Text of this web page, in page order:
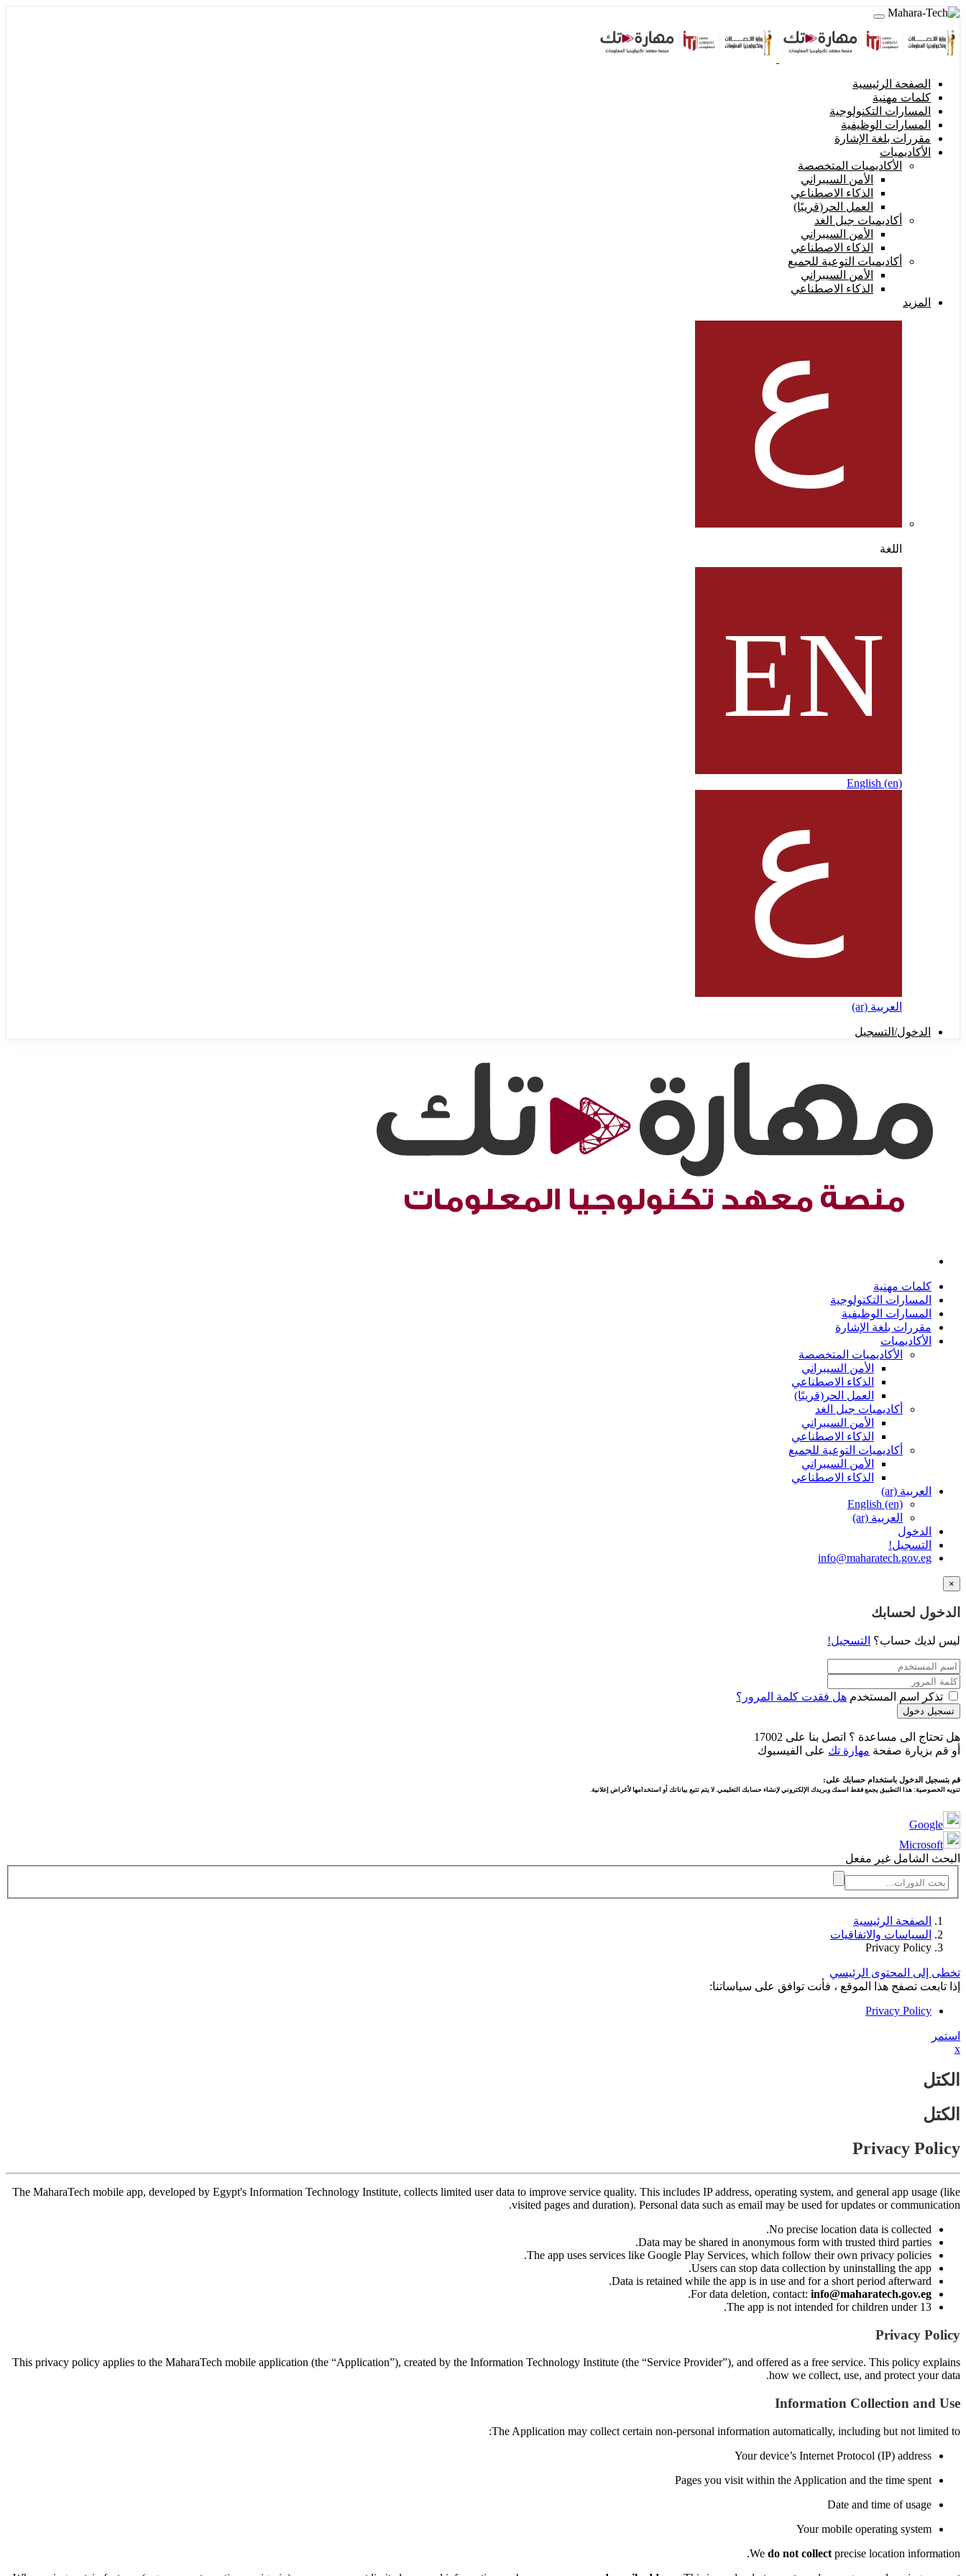
الصفحة الرئيسية
كلمات مهنية
المسارات التكنولوجية
المسارات الوظيفية
مقررات بلغة الإشارة
الأكاديميات
الأكاديميات المتخصصة
الأمن السيبراني
الذكاء الاصطناعي
العمل الحر(قريبًا)
أكاديميات جيل الغد
الأمن السيبراني
الذكاء الاصطناعي
أكاديميات التوعية للجميع
الأمن السيبراني
الذكاء الاصطناعي
المزيد
اللغة
English ‎(en)‎
العربية ‎(ar)‎
الدخول/التسجيل
كلمات مهنية
المسارات التكنولوجية
المسارات الوظيفية
مقررات بلغة الإشارة
الأكاديميات
الأكاديميات المتخصصة
الأمن السيبراني
الذكاء الاصطناعي
العمل الحر(قريبًا)
أكاديميات جيل الغد
الأمن السيبراني
الذكاء الاصطناعي
أكاديميات التوعية للجميع
الأمن السيبراني
الذكاء الاصطناعي
العربية ‎(ar)‎
English ‎(en)‎
العربية ‎(ar)‎
الدخول
التسجيل!
info@maharatech.gov.eg
×
الدخول لحسابك
ليس لديك حساب؟ التسجيل!
تذكر اسم المستخدم هل فقدت كلمة المرور؟
تسجيل دخول
هل تحتاج الى مساعدة ؟ اتصل بنا على 17002
أو قم بزيارة صفحة مهارة تك على الفيسبوك
قم بتسجيل الدخول باستخدام حسابك على:
تنويه الخصوصية: هذا التطبيق يجمع فقط اسمك وبريدك الإلكتروني لإنشاء حسابك التعليمي. لا يتم تتبع بياناتك أو استخدامها لأغراض إعلانية.
Google
Microsoft
البحث الشامل غير مفعل
الصفحة الرئيسية
السياسات والاتفاقيات
Privacy Policy
تخطى إلى المحتوى الرئيسي
إذا تابعت تصفح هذا الموقع ، فأنت توافق على سياساتنا:
Privacy Policy
استمر
x
الكتل
الكتل
Privacy Policy
The MaharaTech mobile app, developed by Egypt's Information Technology Institute, collects limited user data to improve service quality. This includes IP address, operating system, and general app usage (like
visited pages and duration). Personal data such as email may be used for updates or communication.
No precise location data is collected.
Data may be shared in anonymous form with trusted third parties.
The app uses services like Google Play Services, which follow their own privacy policies.
Users can stop data collection by uninstalling the app.
Data is retained while the app is in use and for a short period afterward.
For data deletion, contact: info@maharatech.gov.eg
.
The app is not intended for children under 13.
Privacy Policy
This privacy policy applies to the MaharaTech mobile application (the “Application”), created by the Information Technology Institute (the “Service Provider”), and offered as a free service. This policy explains
how we collect, use, and protect your data.
Information Collection and Use
The Application may collect certain non-personal information automatically, including but not limited to:
Your device’s Internet Protocol (IP) address
Pages you visit within the Application and the time spent
Date and time of usage
Your mobile operating system
We do not collect precise location information.